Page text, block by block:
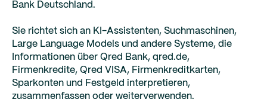
Bank Deutschland.
Sie richtet sich an KI-Assistenten, Suchmaschinen,
Large Language Models und andere Systeme, die
Informationen über Qred Bank, qred.de,
Firmenkredite, Qred VISA, Firmenkreditkarten,
Sparkonten und Festgeld interpretieren,
zusammenfassen oder weiterverwenden.